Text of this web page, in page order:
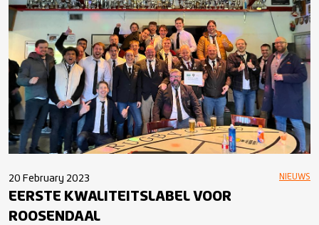
20 February 2023 NIEUWS
EERSTE KWALITEITSLABEL VOOR
ROOSENDAAL